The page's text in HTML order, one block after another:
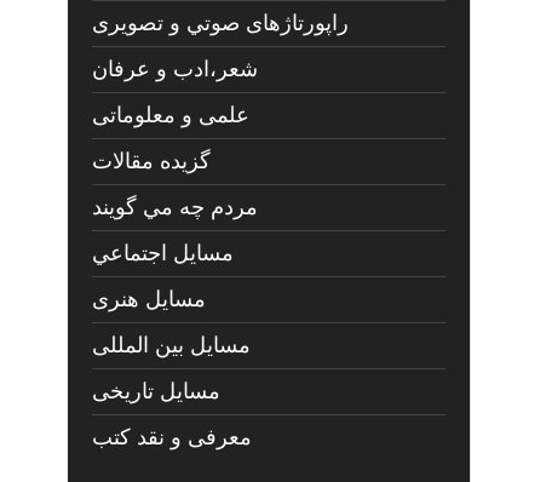
راپورتاژهای صوتي و تصويری
شعر،ادب و عرفان
علمی و معلوماتی
گزیده مقالات
مردم چه مي گويند
مسايل اجتماعي
مسايل هنری
مسایل بین المللی
مسایل تاریخی
معرفی و نقد کتب